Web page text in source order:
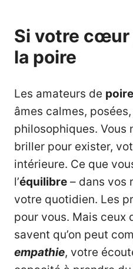
Si votre
la poire
Les amateurs de poire
âmes calmes,
philosophiques. Vous
briller pour exister,
intérieure. Ce que
l’équilibre – dans vos
votre quotidien. Les
pour vous. Mais ceux
savent qu’on peut
empathie, votre